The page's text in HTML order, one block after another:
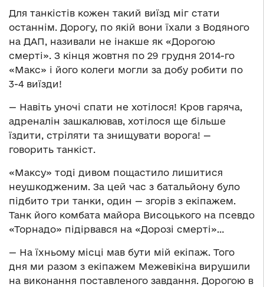
Для танкістів кожен такий виїзд міг стати
останнім. Дорогу, по якій вони їхали з Водяного
на ДАП, називали не інакше як «Дорогою
смерті». З кінця жовтня по 29 грудня 2014-го
«Макс» і його колеги могли за добу робити по
3-4 виїзди!
— Навіть уночі спати не хотілося! Кров гаряча,
адреналін зашкалював, хотілося ще більше
їздити, стріляти та знищувати ворога! —
говорить танкіст.
«Максу» тоді дивом пощастило лишитися
неушкодженим. За цей час з батальйону було
підбито три танки, один — згорів з екіпажем.
Танк його комбата майора Висоцького на псевдо
«Торнадо» підірвався на «Дорозі смерті»…
— На їхньому місці мав бути мій екіпаж. Того
дня ми разом з екіпажем Межевікіна вирушили
на виконання поставленого завдання. Дорогою в